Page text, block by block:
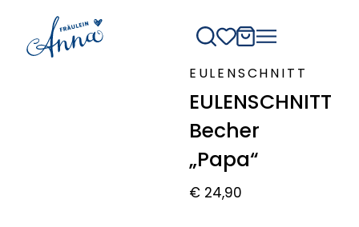
EULENSCHNITT
EULENSCHNITT
Becher
„Papa“
€24,90